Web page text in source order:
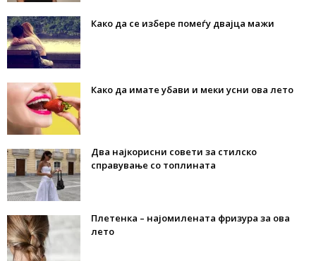
Како да се избере помеѓу двајца мажи
Како да имате убави и меки усни ова лето
Два најкорисни совети за стилско
справување со топлината
Плетенка – најомилената фризура за ова
лето